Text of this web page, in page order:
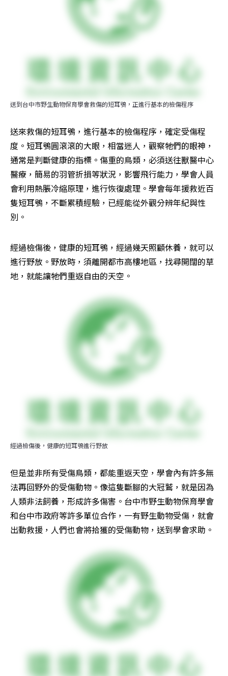
送到台中市野生動物保育學會救傷的短耳鴞，正進行基本的檢傷程序
送來救傷的短耳鴞，進行基本的檢傷程序，確定受傷程
度。短耳鴞圓滾滾的大眼，相當迷人，觀察牠們的眼神，
通常是判斷健康的指標。傷重的鳥類，必須送往獸醫中心
醫療，簡易的羽管折損等狀況，影響飛行能力，學會人員
會利用熱脹冷縮原理，進行恢復處理。學會每年援救近百
隻短耳鴞，不斷累積經驗，已經能從外觀分辨年紀與性
別。
經過檢傷後，健康的短耳鴞，經過幾天照顧休養，就可以
進行野放。野放時，須離開都市高樓地區，找尋開闊的草
地，就能讓牠們重返自由的天空。
經過檢傷後，健康的短耳鴞進行野放
但是並非所有受傷鳥類，都能重返天空，學會內有許多無
法再回野外的受傷動物。像這隻斷腳的大冠鷲，就是因為
人類非法飼養，形成許多傷害。台中市野生動物保育學會
和台中市政府等許多單位合作，一有野生動物受傷，就會
出動救援，人們也會將拾獲的受傷動物，送到學會求助。